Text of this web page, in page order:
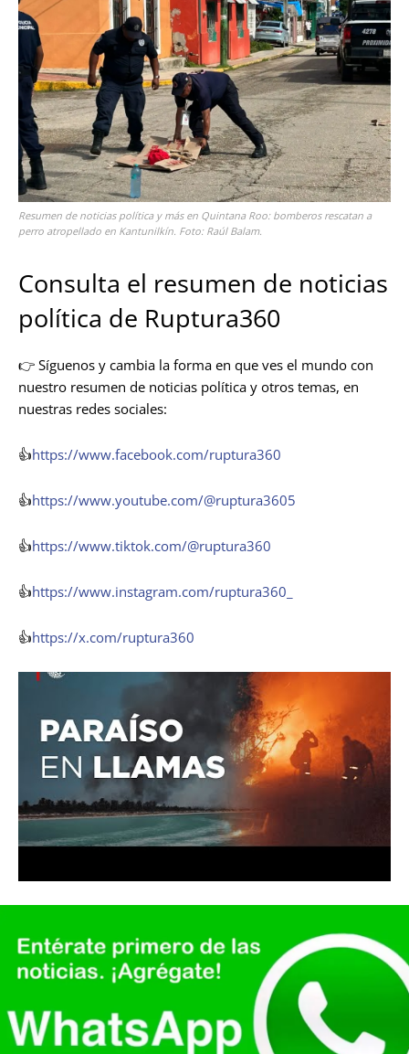
Resumen de noticias política y más en Quintana Roo: bomberos rescatan a
perro atropellado en Kantunilkín. Foto: Raúl Balam.
Consulta el resumen de noticias
política de Ruptura360
👉 Síguenos y cambia la forma en que ves el mundo con
nuestro resumen de noticias política y otros temas, en
nuestras redes sociales:
👍https://www.facebook.com/ruptura360
👍https://www.youtube.com/@ruptura3605
👍https://www.tiktok.com/@ruptura360
👍https://www.instagram.com/ruptura360_
👍https://x.com/ruptura360